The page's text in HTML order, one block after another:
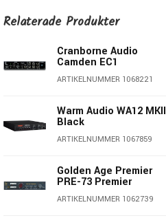
48V phantom power
Format: 19"/ 1 HU
Relaterade Produkter
Cranborne Audio
Camden EC1
ARTIKELNUMMER 1068221
Warm Audio WA12 MKII
Black
ARTIKELNUMMER 1067859
Golden Age Premier
PRE-73 Premier
ARTIKELNUMMER 1062739